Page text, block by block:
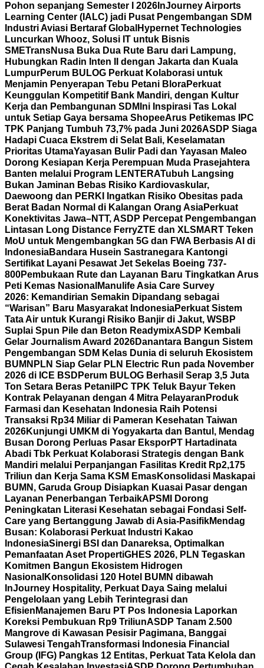
Pohon sepanjang Semester I 2026 InJourney Airports
Learning Center (IALC) jadi Pusat Pengembangan SDM
Industri Aviasi Bertaraf Global Hypernet Technologies
Luncurkan Whooz, Solusi IT untuk Bisnis
SMETransNusa Buka Dua Rute Baru dari Lampung,
Hubungkan Radin Inten II dengan Jakarta dan Kuala
LumpurPerum BULOG Perkuat Kolaborasi untuk
Menjamin Penyerapan Tebu Petani BloraPerkuat
Keunggulan Kompetitif Bank Mandiri, dengan Kultur
Kerja dan Pembangunan SDM Ini Inspirasi Tas Lokal
untuk Setiap Gaya bersama ShopeeArus Petikemas IPC
TPK Panjang Tumbuh 73,7% pada Juni 2026ASDP Siaga
Hadapi Cuaca Ekstrem di Selat Bali, Keselamatan
Prioritas UtamaYayasan Bulir Padi dan Yayasan Maleo
Dorong Kesiapan Kerja Perempuan Muda Prasejahtera
Banten melalui Program LENTERATubuh Langsing
Bukan Jaminan Bebas Risiko Kardiovaskular,
Daewoong dan PERKI Ingatkan Risiko Obesitas pada
Berat Badan Normal di Kalangan Orang AsiaPerkuat
Konektivitas Jawa–NTT, ASDP Percepat Pengembangan
Lintasan Long Distance FerryZTE dan XLSMART Teken
MoU untuk Mengembangkan 5G dan FWA Berbasis AI di
IndonesiaBandara Husein Sastranegara Kantongi
Sertifikat Layani Pesawat Jet Sekelas Boeing 737-
800Pembukaan Rute dan Layanan Baru Tingkatkan Arus
Peti Kemas Nasional Manulife Asia Care Survey
2026: Kemandirian Semakin Dipandang sebagai
“Warisan” Baru Masyarakat IndonesiaPerkuat Sistem
Tata Air untuk Kurangi Risiko Banjir di Jakut, WSBP
Suplai Spun Pile dan Beton ReadymixASDP Kembali
Gelar Journalism Award 2026Danantara Bangun Sistem
Pengembangan SDM Kelas Dunia di seluruh Ekosistem
BUMN PLN Siap Gelar PLN Electric Run pada November
2026 di ICE BSD Perum BULOG Berhasil Serap 3,5 Juta
Ton Setara Beras Petani IPC TPK Teluk Bayur Teken
Kontrak Pelayanan dengan 4 Mitra Pelayaran Produk
Farmasi dan Kesehatan Indonesia Raih Potensi
Transaksi Rp34 Miliar di Pameran Kesehatan Taiwan
2026Kunjungi UMKM di Yogyakarta dan Bantul, Mendag
Busan Dorong Perluas Pasar EksporPT Hartadinata
Abadi Tbk Perkuat Kolaborasi Strategis dengan Bank
Mandiri melalui Perpanjangan Fasilitas Kredit Rp2,175
Triliun dan Kerja Sama KSM EmasKonsolidasi Maskapai
BUMN, Garuda Group Disiapkan Kuasai Pasar dengan
Layanan Penerbangan TerbaikAPSMI Dorong
Peningkatan Literasi Kesehatan sebagai Fondasi Self-
Care yang Bertanggung Jawab di Asia-PasifikMendag
Busan: Kolaborasi Perkuat Industri Kakao
IndonesiaSinergi BSI dan Danareksa, Optimalkan
Pemanfaatan Aset PropertiGHES 2026, PLN Tegaskan
Komitmen Bangun Ekosistem Hidrogen
Nasional Konsolidasi 120 Hotel BUMN dibawah
InJourney Hospitality, Perkuat Daya Saing melalui
Pengelolaan yang Lebih Terintegrasi dan
Efisien Manajemen Baru PT Pos Indonesia Laporkan
Koreksi Pembukuan Rp9 TriliunASDP Tanam 2.500
Mangrove di Kawasan Pesisir Pagimana, Banggai
Sulawesi TengahTransformasi Indonesia Financial
Group (IFG) Pangkas 12 Entitas, Perkuat Tata Kelola dan